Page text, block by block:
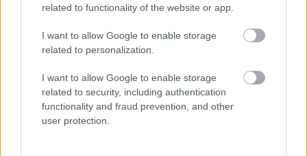
related to functionality of the website or app.
I want to allow Google to enable storage
related to personalization.
I want to allow Google to enable storage
related to security, including authentication
functionality and fraud prevention, and other
user protection.